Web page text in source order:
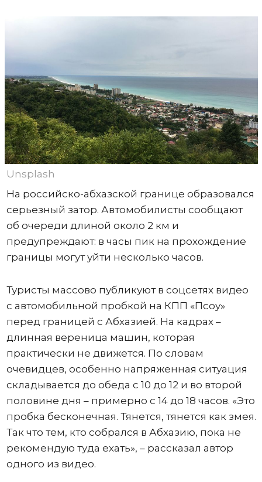
Unsplash
На российско-абхазской границе образовался
серьезный затор. Автомобилисты сообщают
об очереди длиной около 2 км и
предупреждают: в часы пик на прохождение
границы могут уйти несколько часов.
Туристы массово публикуют в соцсетях видео
с автомобильной пробкой на КПП «Псоу»
перед границей с Абхазией. На кадрах –
длинная вереница машин, которая
практически не движется. По словам
очевидцев, особенно напряженная ситуация
складывается до обеда с 10 до 12 и во второй
половине дня – примерно с 14 до 18 часов. «Это
пробка бесконечная. Тянется, тянется как змея.
Так что тем, кто собрался в Абхазию, пока не
рекомендую туда ехать», – рассказал автор
одного из видео.